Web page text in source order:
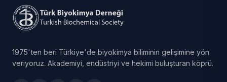
1975'ten beri Türkiye'de biyokimya biliminin gelişimine yön
veriyoruz. Akademiyi, endüstriyi ve hekimi buluşturan köprü.